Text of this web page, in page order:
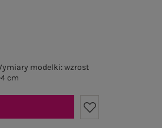
modelki: wzrost
cm